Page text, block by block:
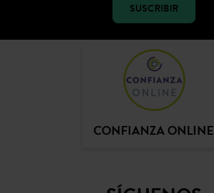
SUSCRIBIR
CONFIANZA ONLINE